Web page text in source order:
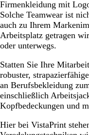
Firmenkleidung mit
Solche Teamwear ist
auch zu Ihrem
Arbeitsplatz getragen
oder unterwegs.
Statten Sie Ihre
robuster,
an Berufsbekleidung
einschließlich
Kopfbedeckungen und
Hier bei VistaPrint